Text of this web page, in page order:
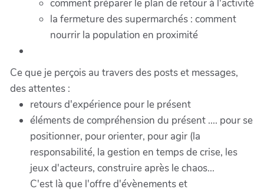
comment préparer le plan de retour à l'activité
la fermeture des supermarchés : comment
nourrir la population en proximité
Ce que je perçois au travers des posts et messages,
des attentes :
retours d'expérience pour le présent
éléments de compréhension du présent .... pour se
positionner, pour orienter, pour agir (la
responsabilité, la gestion en temps de crise, les
jeux d'acteurs, construire après le chaos...
C'est là que l'offre d'évènements et